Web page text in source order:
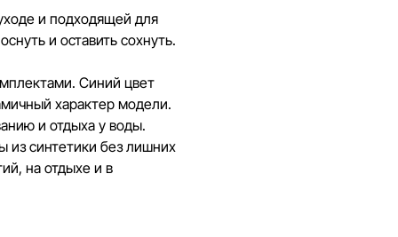
информацию на сайте, чтобы
ошибки в кратчайшие
и подходящей для
и оставить сохнуть.
Синий цвет
характер модели.
и отдыха у воды.
из синтетики без лишних
на отдыхе и в